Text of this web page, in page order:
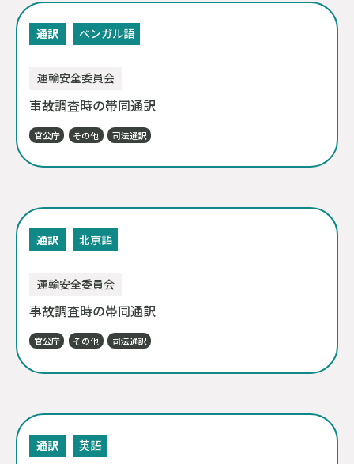
通訳 ベンガル語
運輸安全委員会
事故調査時の帯同通訳
官公庁 その他 司法通訳
通訳 北京語
運輸安全委員会
事故調査時の帯同通訳
官公庁 その他 司法通訳
通訳 英語